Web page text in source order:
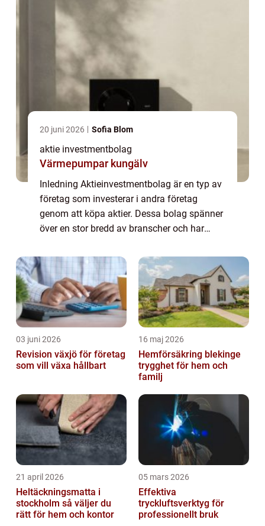
20 juni 2026 Sofia Blom
aktie investmentbolag
Värmepumpar kungälv
Inledning Aktieinvestmentbolag är en typ av
företag som investerar i andra företag
genom att köpa aktier. Dessa bolag spänner
över en stor bredd av branscher och har
avkastningen på sina investeringar. I denna
artike...
03 juni 2026
Revision växjö för företag
som vill växa hållbart
16 maj 2026
Hemförsäkring blekinge
trygghet för hem och
familj
21 april 2026
Heltäckningsmatta i
stockholm så väljer du
rätt för hem och kontor
05 mars 2026
Effektiva
tryckluftsverktyg för
professionellt bruk